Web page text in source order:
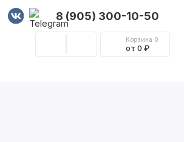
8 (905) 300-10-50
Корзина 0
от 0 ₽